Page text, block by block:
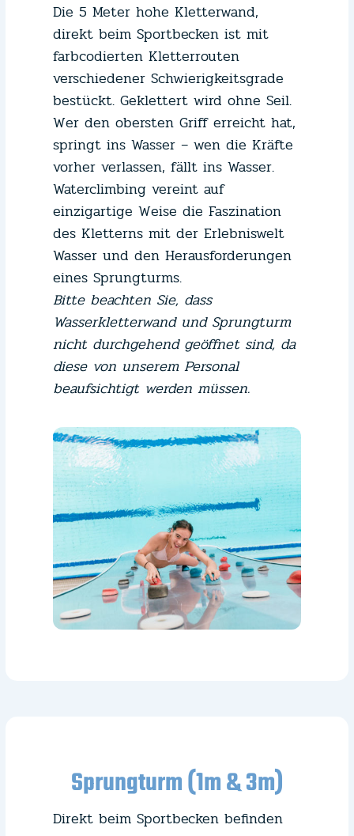
Die 5 Meter hohe Kletterwand,
direkt beim Sportbecken ist mit
farbcodierten Kletterrouten
verschiedener Schwierigkeitsgrade
bestückt. Geklettert wird ohne Seil.
Wer den obersten Griff erreicht hat,
springt ins Wasser – wen die Kräfte
vorher verlassen, fällt ins Wasser.
Waterclimbing vereint auf
einzigartige Weise die Faszination
des Kletterns mit der Erlebniswelt
Wasser und den Herausforderungen
eines Sprungturms.
Bitte beachten Sie, dass
Wasserkletterwand und Sprungturm
nicht durchgehend geöffnet sind, da
diese von unserem Personal
beaufsichtigt werden müssen.
Sprungturm (1m & 3m)
Direkt beim Sportbecken befinden